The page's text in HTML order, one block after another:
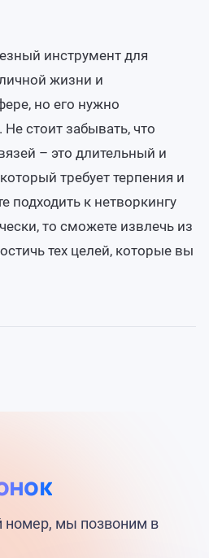
инструмент для
жизни и
но его нужно
стоит забывать, что
– это длительный и
требует терпения и
подходить к нетворкингу
то сможете извлечь из
тех целей, которые вы
номер, мы позвоним в